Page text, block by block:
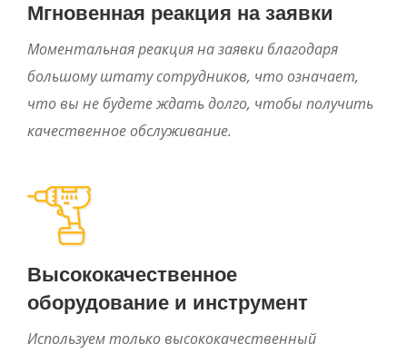
Мгновенная реакция на заявки
Моментальная реакция на заявки благодаря
большому штату сотрудников, что означает,
что вы не будете ждать долго, чтобы получить
качественное обслуживание.
Высококачественное
оборудование и инструмент
Используем только высококачественный